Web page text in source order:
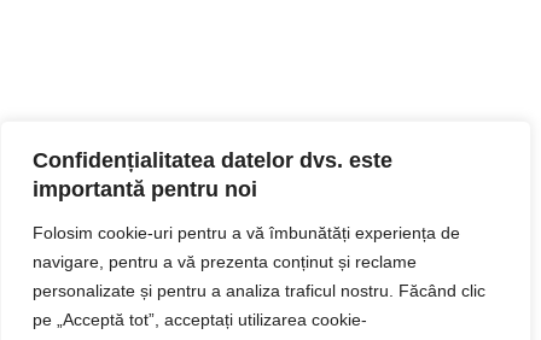
Confidențialitatea datelor dvs. este
importantă pentru noi
Folosim cookie-uri pentru a vă îmbunătăți experiența de
navigare, pentru a vă prezenta conținut și reclame
personalizate și pentru a analiza traficul nostru. Făcând clic
pe „Acceptă tot”, acceptați utilizarea cookie-